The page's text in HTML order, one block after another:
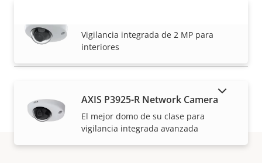
VISUALIZAR MÁS
Vigilancia integrada de 2 MP para
interiores
AXIS P3925-R Network Camera
El mejor domo de su clase para
vigilancia integrada avanzada